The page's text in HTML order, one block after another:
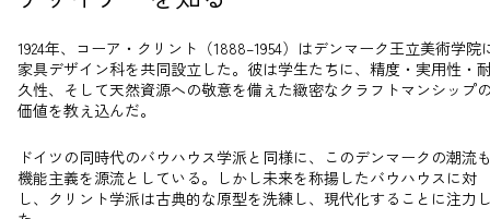
1924年、コーア・クリント（1888–1954）はデンマーク王立美術学院
家具デザイン科を共同設立した。彼は学生たちに、精度・実用性・
久性、そして天然資源への敬意を備えた緻密なクラフトマンシップ
価値を教え込んだ。
ドイツの同時代のバウハウス学派と同様に、このデンマークの潮流
機能主義を源流としている。しかし未来を称揚したバウハウスに対
し、クリント学派は古典的な原型を洗練し、現代化することに注力